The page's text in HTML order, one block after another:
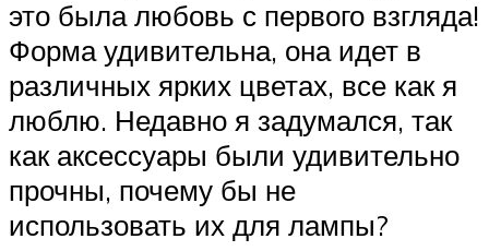
это была любовь с первого взгляда!
Форма удивительна, она идет в
различных ярких цветах, все как я
люблю. Недавно я задумался, так
как аксессуары были удивительно
прочны, почему бы не
использовать их для лампы?